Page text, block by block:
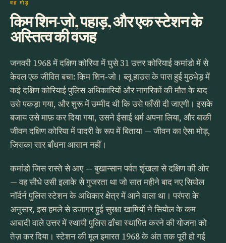
वह मोड़
किम शिन-जो, पहाड़, और एक स्टेशन के
अस्तित्व की वजह
जनवरी 1968 में दक्षिण कोरिया में घुसे 31 उत्तर कोरियाई कमांडो में से
केवल एक जीवित बचा: किम शिन-जो। ब्लू हाउस के पास हुई मुठभेड़ में
कई दक्षिण कोरियाई पुलिस अधिकारियों और नागरिकों की मौत के बाद
उसे पकड़ा गया, और शुरू में उम्मीद थी कि उसे फाँसी दी जाएगी। इसके
बजाय उसे माफ़ कर दिया गया, उसने ईसाई धर्म अपना लिया, और बाकी
जीवन दक्षिण कोरिया में पादरी के रूप में बिताया — जीवन का ऐसा मोड़,
जिसका सार बाँधना आसान नहीं।
कमांडो जिस रास्ते से आए — बुखान्सान पर्वत शृंखला से दक्षिण की ओर
— वह सीधे उसी इलाके से गुजरता था जो सात महीने बाद नए सियोल
नॉर्दर्न पुलिस स्टेशन के अधिकार क्षेत्र में आने वाला था। परंपरा के
अनुसार, इस हमले से उजागर हुई सुरक्षा खामियों ने सियोल के कम
आबादी वाले उत्तर में स्थायी पुलिस ढाँचा स्थापित करने की योजना को
तेज़ कर दिया। स्टेशन की मूल इमारत 1968 के अंत तक पूरी हो गई